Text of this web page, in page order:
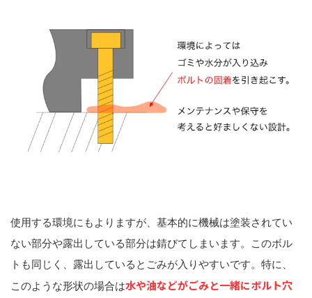
使用する環境にもよりますが、基本的に機械は塗装されてい
ない部分や露出している部分は錆びてしまいます。このボル
トも同じく、露出しているとごみが入りやすいです。特に、
このような形状の場合は水や油などがごみと一緒にボルト穴